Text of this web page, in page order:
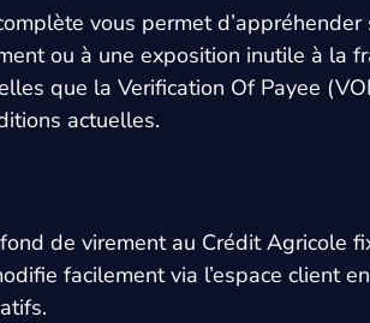
vous permet
ou à une exposition inutile à la
que la Verification Of Payee
actuelles.
de virement au Crédit Agricole
facilement via l’espace client